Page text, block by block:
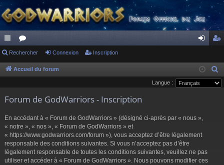
ac
co
ci
or
u
s
ne cri
pti
Rechercher Connexion Inscription
Accueil du forum
e
Langue :
Forum de GodWarriors - Inscription
En accédant à « Forum de GodWarriors » (désigné ci-après par « nous »,
« notre », « nos », « Forum de GodWarriors » et
« https://www.godwarriors.com/forum »), vous acceptez d’être légalement
responsable des conditions suivantes. Si vous n’acceptez pas d’être
légalement responsable de toutes les conditions suivantes, veuillez ne pas
utiliser et accéder à « Forum de GodWarriors ». Nous pouvons modifier ces